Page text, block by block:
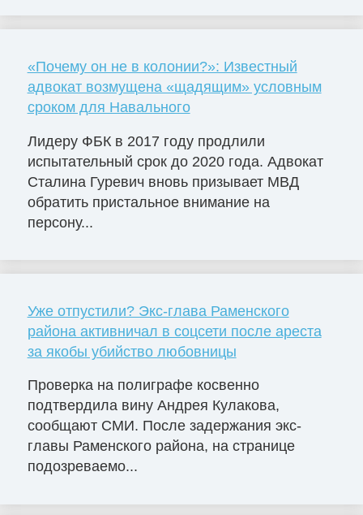
«Почему он не в колонии?»: Известный
адвокат возмущена «щадящим» условным
сроком для Навального
Лидеру ФБК в 2017 году продлили
испытательный срок до 2020 года. Адвокат
Сталина Гуревич вновь призывает МВД
обратить пристальное внимание на
персону...
Уже отпустили? Экс-глава Раменского
района активничал в соцсети после ареста
за якобы убийство любовницы
Проверка на полиграфе косвенно
подтвердила вину Андрея Кулакова,
сообщают СМИ. После задержания экс-
главы Раменского района, на странице
подозреваемо...